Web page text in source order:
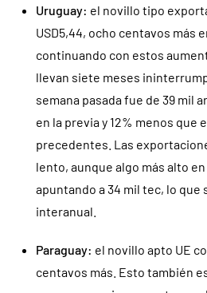
Uruguay: el novillo tipo
USD5,44, ocho centavos más
continuando con estos
llevan siete meses
semana pasada fue de 39 mil
en la previa y 12% menos que
precedentes. Las
lento, aunque algo más alto
apuntando a 34 mil tec, lo que
interanual.
Paraguay: el novillo apto UE
centavos más. Esto también